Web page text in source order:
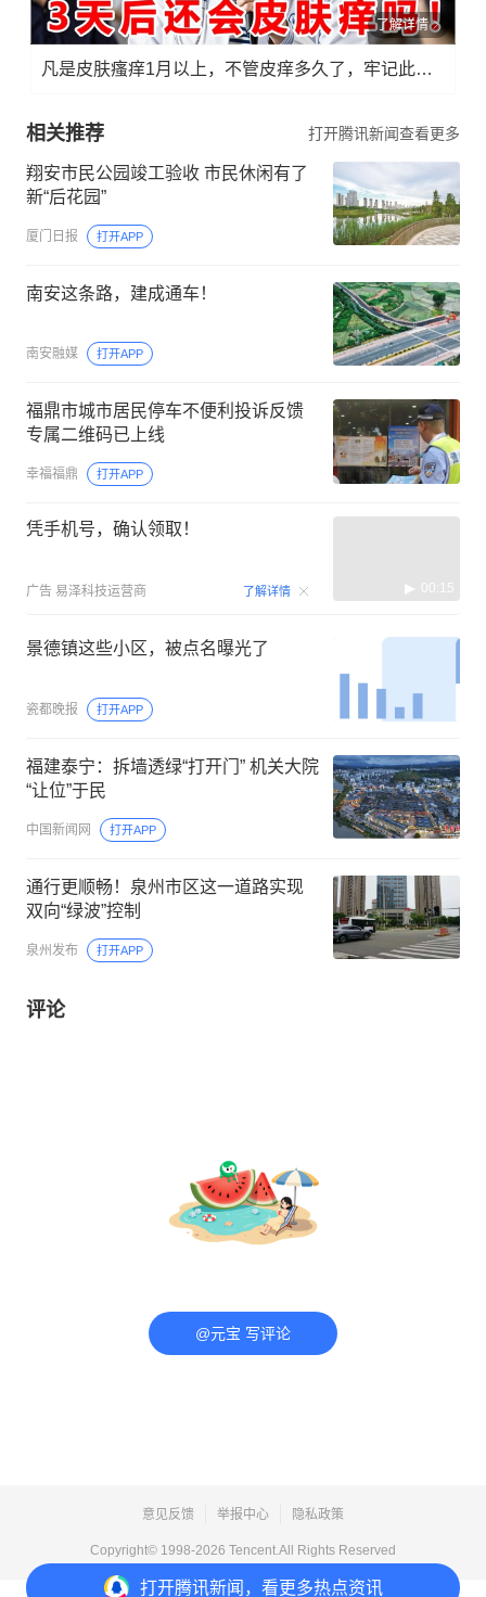
打开腾讯新闻，看更多热点资讯
了解详情
凡是皮肤瘙痒1月以上，不管皮痒多久了，牢记此法，快！准！狠！
相关推荐 打开腾讯新闻查看更多
翔安市民公园竣工验收 市民休闲有了
新“后花园”
厦门日报 打开APP
南安这条路，建成通车！
南安融媒 打开APP
福鼎市城市居民停车不便利投诉反馈
专属二维码已上线
幸福福鼎 打开APP
凭手机号，确认领取！
广告 易泽科技运营商 了解详情 00:15
景德镇这些小区，被点名曝光了
瓷都晚报 打开APP
福建泰宁：拆墙透绿“打开门” 机关大院
“让位”于民
中国新闻网 打开APP
通行更顺畅！泉州市区这一道路实现
双向“绿波”控制
泉州发布 打开APP
评论
@元宝 写评论
意见反馈 举报中心 隐私政策
Copyright© 1998-2026 Tencent.All Rights Reserved